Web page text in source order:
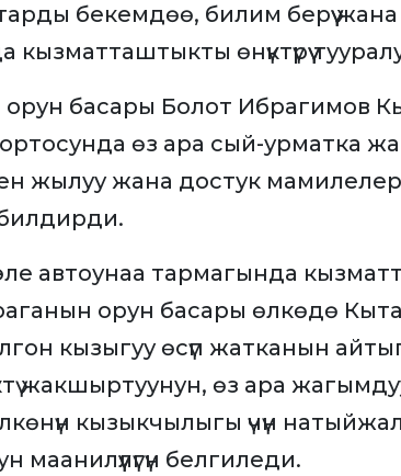
бекемдөө, билим берүү
өнүктүрүү
басары Болот Ибрагимов
өз ара сый-урматка
жылуу жана достук мамилелер
автоунаа тармагында
орун басары өлкөдө
кызыгуу өсүп жатканын
жакшыртуунун, өз ара жагымдуу
кызыкчылыгы үчүн
маанилүүлүгүн белгиледи.